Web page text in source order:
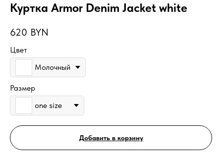
Куртка Armor Denim Jacket white
620 BYN
Цвет
Молочный
Размер
one size
Добавить в корзину